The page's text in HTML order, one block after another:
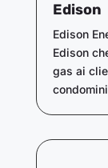
Edison
Edison
Edison
gas ai